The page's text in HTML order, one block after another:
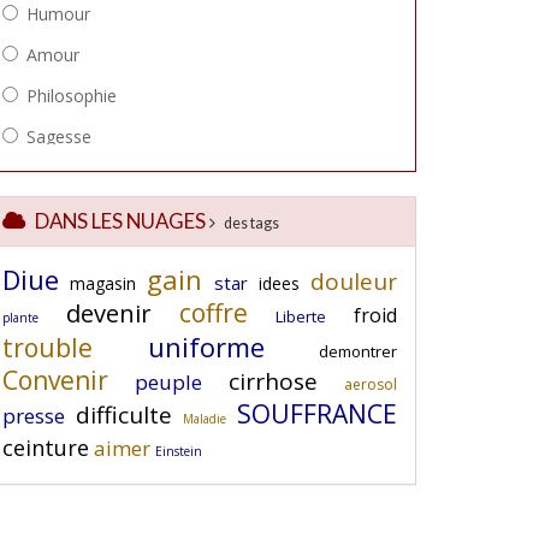
DANS LES NUAGES des tags
Diue magasin gain star idees douleur
plante devenir coffre Liberte froid
trouble uniforme demontrer
Convenir peuple cirrhose aerosol
presse difficulte Maladie SOUFFRANCE
ceinture aimer Einstein